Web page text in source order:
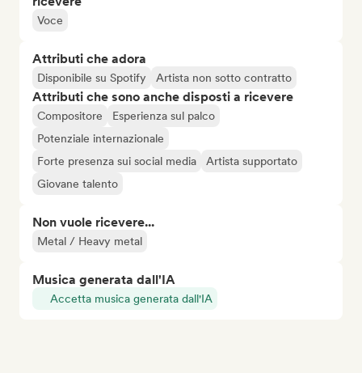
Voce
Attributi che adora
Disponibile su Spotify Artista non sotto contratto
Attributi che sono anche disposti a ricevere
Compositore
Esperienza sul palco
Potenziale internazionale
Forte presenza sui social media
Artista supportato
Giovane talento
Non vuole ricevere...
Metal / Heavy metal
Musica generata dall'IA
Accetta musica generata dall'IA